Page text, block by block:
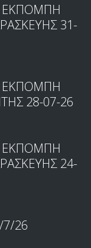
ΕΚΠΟΜΠΗ
31-
ΕΚΠΟΜΠΗ
28-07-26
ΕΚΠΟΜΠΗ
24-
7/26